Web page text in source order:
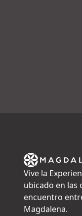
Vive la
ubicado en las
encuentro
Magdalena.